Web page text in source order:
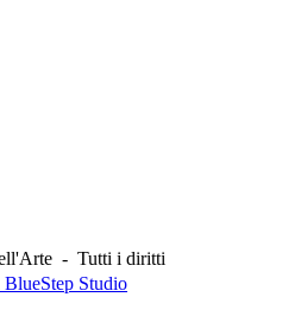
- Tutti i diritti
Studio